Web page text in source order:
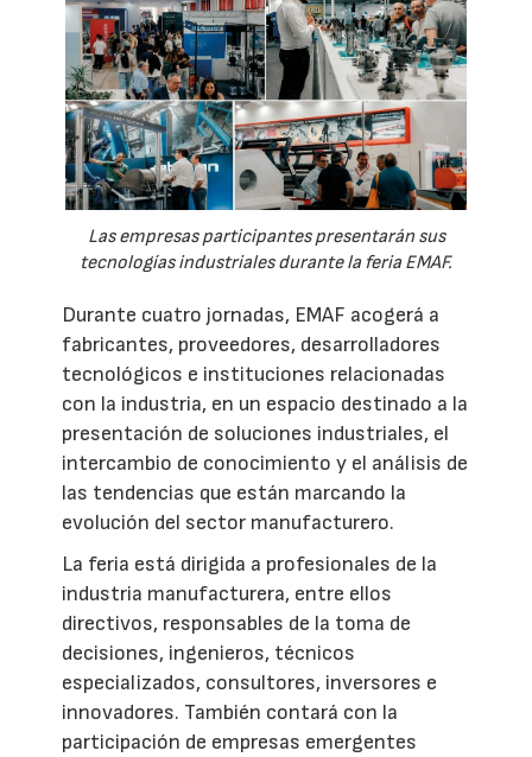
Las empresas participantes presentarán sus
tecnologías industriales durante la feria EMAF.
Durante cuatro jornadas, EMAF acogerá a
fabricantes, proveedores, desarrolladores
tecnológicos e instituciones relacionadas
con la industria, en un espacio destinado a la
presentación de soluciones industriales, el
intercambio de conocimiento y el análisis de
las tendencias que están marcando la
evolución del sector manufacturero.
La feria está dirigida a profesionales de la
industria manufacturera, entre ellos
directivos, responsables de la toma de
decisiones, ingenieros, técnicos
especializados, consultores, inversores e
innovadores. También contará con la
participación de empresas emergentes